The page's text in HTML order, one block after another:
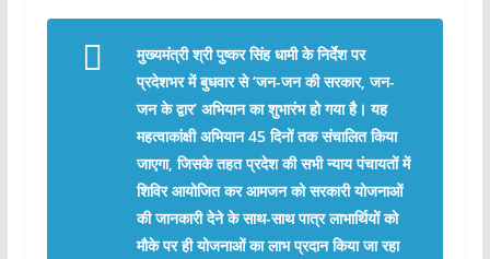
मुख्यमंत्री श्री पुष्कर सिंह धामी के निर्देश पर
प्रदेशभर में बुधवार से ‘जन-जन की सरकार, जन-
जन के द्वार’ अभियान का शुभारंभ हो गया है। यह
महत्वाकांक्षी अभियान 45 दिनों तक संचालित किया
जाएगा, जिसके तहत प्रदेश की सभी न्याय पंचायतों में
शिविर आयोजित कर आमजन को सरकारी योजनाओं
की जानकारी देने के साथ-साथ पात्र लाभार्थियों को
मौके पर ही योजनाओं का लाभ प्रदान किया जा रहा